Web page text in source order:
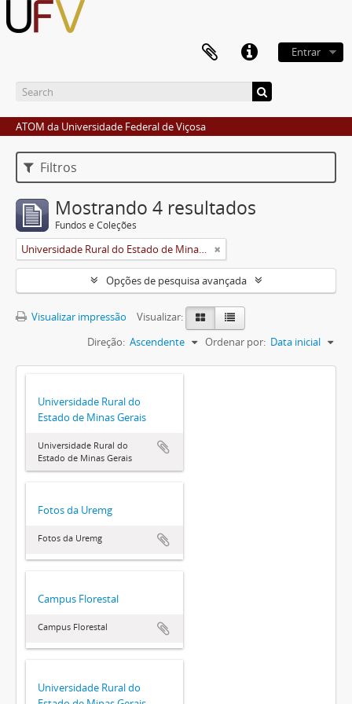
Entrar
ATOM da Universidade Federal de Viçosa
Filtros
Mostrando 4 resultados
Fundos e Coleções
Universidade Rural do Estado de Minas Gerais (Uremg)
Opções de pesquisa avançada
Visualizar impressão
Visualizar:
Ordenar por: Data inicial
Direção: Ascendente
Universidade Rural do
Estado de Minas Gerais
Universidade Rural do
Estado de Minas Gerais
Fotos da Uremg
Fotos da Uremg
Campus Florestal
Campus Florestal
Universidade Rural do